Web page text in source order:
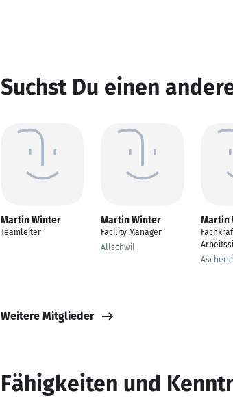
Suchst Du einen
Martin Winter
Teamleiter
Martin Winter
Facility Manager
Allschwil
Martin
Weitere Mitglieder
Fähigkeiten und